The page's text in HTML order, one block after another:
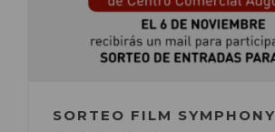
SORTEO FILM SYMPHONY